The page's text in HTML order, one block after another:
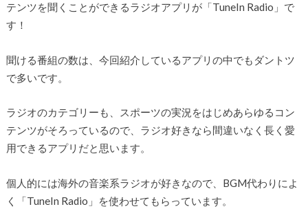
テンツを聞くことができるラジオアプリが「TuneIn Radio」で
す！
聞ける番組の数は、今回紹介しているアプリの中でもダントツ
で多いです。
ラジオのカテゴリーも、スポーツの実況をはじめあらゆるコン
テンツがそろっているので、ラジオ好きなら間違いなく長く愛
用できるアプリだと思います。
個人的には海外の音楽系ラジオが好きなので、BGM代わりによ
く「TuneIn Radio」を使わせてもらっています。